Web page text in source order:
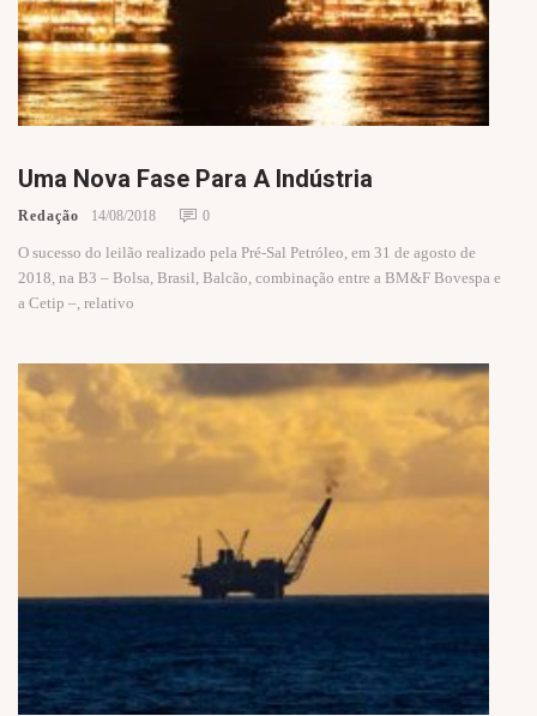
Uma Nova Fase Para A Indústria
Redação 14/08/2018 0
O sucesso do leilão realizado pela Pré-Sal Petróleo, em 31 de agosto de
2018, na B3 – Bolsa, Brasil, Balcão, combinação entre a BM&F Bovespa e
a Cetip –, relativo